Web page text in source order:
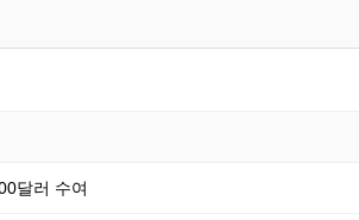
달러 수여